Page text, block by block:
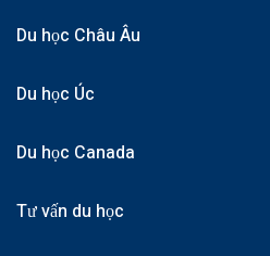
Du học Châu Âu
Du học Úc
Du học Canada
Tư vấn du học